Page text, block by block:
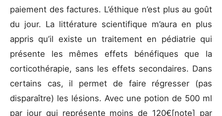
paiement des factures. L’éthique n’est plus au goût
du jour. La littérature scientifique m’aura en plus
appris qu’il existe un traitement en pédiatrie qui
présente les mêmes effets bénéfiques que la
corticothérapie, sans les effets secondaires. Dans
certains cas, il permet de faire régresser (pas
disparaître) les lésions. Avec une potion de 500 ml
par jour qui représente moins de 120€[note] par